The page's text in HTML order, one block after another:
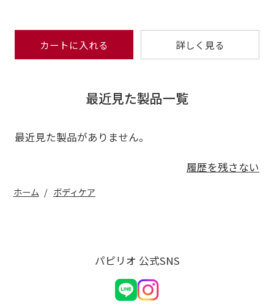
カートに入れる 詳しく見る
最近見た製品一覧
最近見た製品がありません。
履歴を残さない
ホーム ボディケア
パピリオ 公式SNS